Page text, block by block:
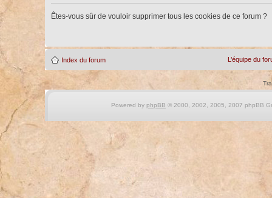
Êtes-vous sûr de vouloir supprimer tous les cookies de ce forum ?
Index du forum L’équipe du
Powered by phpBB © 2000, 2002, 2005, 2007 phpBB